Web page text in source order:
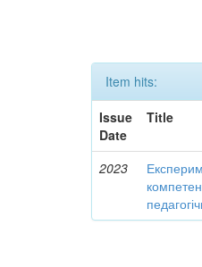
Item hits:
Issue
Date
Title
2023